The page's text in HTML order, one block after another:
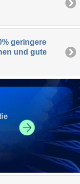
geringere
und gute